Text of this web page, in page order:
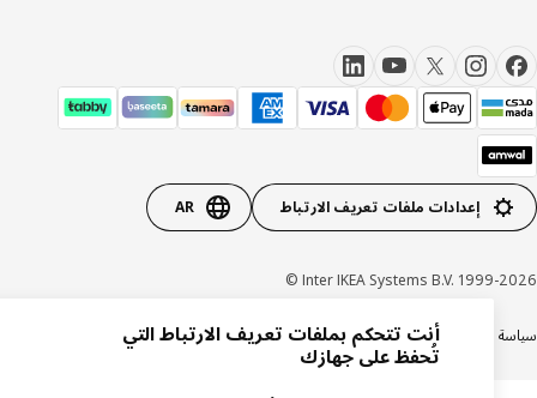
إعدادات ملفات تعريف الارتباط AR
Inter IKEA Systems B.V. 1999-
الخصوصية سياسة الكوكيزالشروط والأحكام شهادة ضريبة القيمة المضافة
أنت تتحكم بملفات تعريف الارتباط التي
تُحفظ على جهازك